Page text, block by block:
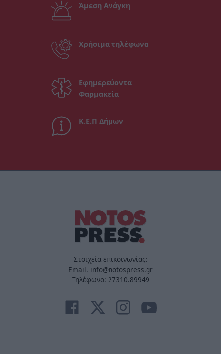
Άμεση Ανάγκη
Χρήσιμα τηλέφωνα
Εφημερεύοντα
Φαρμακεία
Κ.Ε.Π Δήμων
Στοιχεία επικοινωνίας:
Email. info@notospress.gr
Τηλέφωνο: 27310.89949